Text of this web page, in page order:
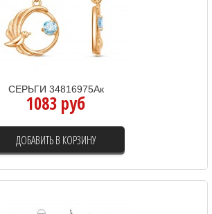
СЕРЬГИ 34816975Ак
1083 руб
ДОБАВИТЬ В КОРЗИНУ